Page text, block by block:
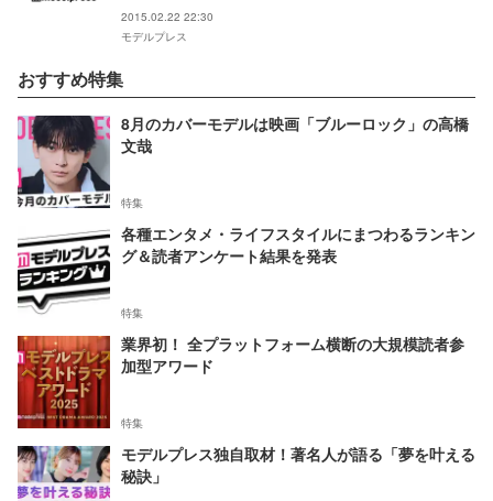
2015.02.22 22:30
モデルプレス
おすすめ特集
8月のカバーモデルは映画「ブルーロック」の高橋
文哉
特集
各種エンタメ・ライフスタイルにまつわるランキン
グ＆読者アンケート結果を発表
特集
業界初！ 全プラットフォーム横断の大規模読者参
加型アワード
特集
モデルプレス独自取材！著名人が語る「夢を叶える
秘訣」